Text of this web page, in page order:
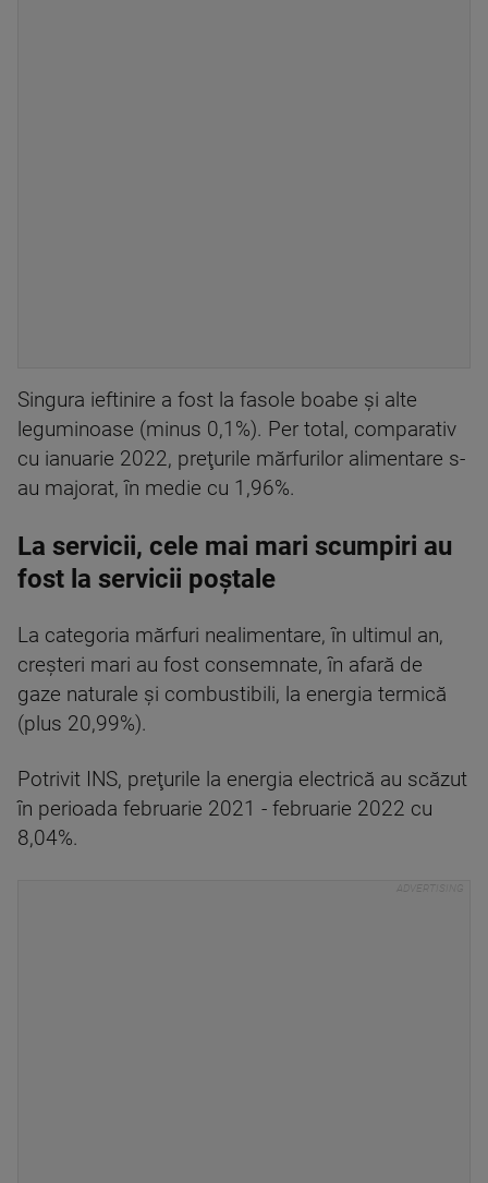
Singura ieftinire a fost la fasole boabe şi alte
leguminoase (minus 0,1%). Per total, comparativ
cu ianuarie 2022, preţurile mărfurilor alimentare s-
au majorat, în medie cu 1,96%.
La servicii, cele mai mari scumpiri au
fost la servicii poștale
La categoria mărfuri nealimentare, în ultimul an,
creşteri mari au fost consemnate, în afară de
gaze naturale şi combustibili, la energia termică
(plus 20,99%).
Potrivit INS, preţurile la energia electrică au scăzut
în perioada februarie 2021 - februarie 2022 cu
8,04%.